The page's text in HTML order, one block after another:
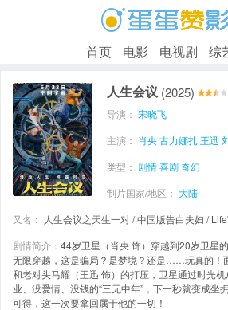
首页 电影 电视剧 综
人生会议 (2025)
导演： 宋晓飞
主演： 肖央古力娜扎 王迅
类型： 剧情喜剧奇幻
制片国家/地区： 大陆
又名：
人生会议之天生一对 / 中国版告白夫妇 /
剧情简介： 44岁卫星（肖央 饰）穿越到20岁卫星
无限穿越，这是骗局？是梦境？还是……玩真的！
和老对头马耀（王迅 饰）的打压，卫星通过时光
业、没爱情、没钱的“三无中年”，下一秒就变成坐
可得，这一次要拿回属于他的一切！